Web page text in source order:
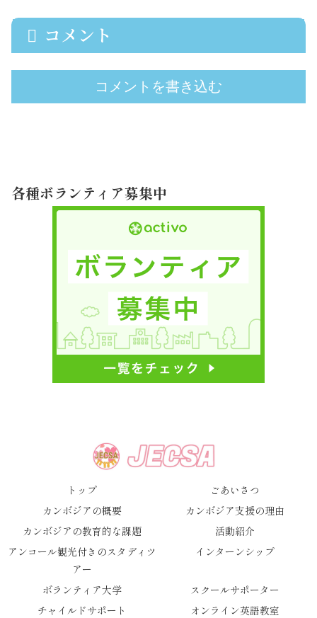
コメント
コメントを書き込む
各種ボランティア募集中
トップ
ごあいさつ
カンボジアの概要
カンボジア支援の理由
カンボジアの教育的な課題
活動紹介
アンコール観光付きのスタディツ
アー
インターンシップ
ボランティア大学
スクールサポーター
チャイルドサポート
オンライン英語教室